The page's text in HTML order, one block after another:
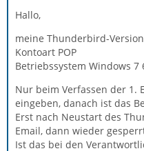
Hallo,
meine Thunderbird-
Kontoart POP
Betriebssystem Windows 7
Nur beim Verfassen der 1.
eingeben, danach ist das
Erst nach Neustart des
Email, dann wieder
Ist das bei den